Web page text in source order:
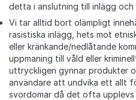
detta i anslutning till inlägg och
Vi tar alltid bort olämpligt
rasistiska inlägg, hets mot
eller kränkande/nedlåtande
uppmaning till våld eller
uttryckligen gynnar produkter
användare att undvika ett allt
svordomar då det ofta upplevs